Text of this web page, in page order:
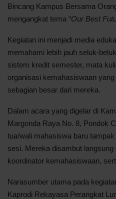
Bincang Kampus Bersama
mengangkat tema “Our Best
Kegiatan ini menjadi media
memahami lebih jauh seluk-
sistem kredit semester, mata
organisasi kemahasiswaan
sebagian besar dari mereka.
Dalam acara yang digelar di
Margonda Raya No. 8, Pondok
tua/wali mahasiswa baru
sesi. Mereka disambut
koordinator kemahasiswaan,
Narasumber utama pada
Kaprodi Rekayasa Perangkat